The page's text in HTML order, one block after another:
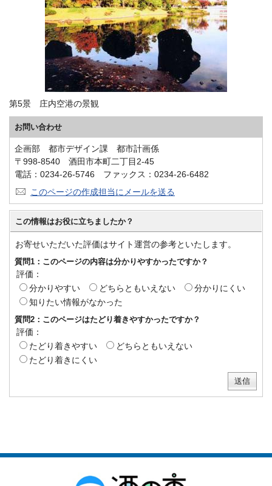
第5景 庄内空港の景観
お問い合わせ
企画部 都市デザイン課 都市計画係
〒998-8540 酒田市本町二丁目2-45
電話：0234-26-5746 ファックス：0234-26-6482
このページの作成担当にメールを送る
この情報はお役に立ちましたか？
お寄せいただいた評価はサイト運営の参考といたします。
質問1：このページの内容は分かりやすかったですか？
評価：
分かりやすい
どちらともいえない
分かりにくい
知りたい情報がなかった
質問2：このページはたどり着きやすかったですか？
評価：
たどり着きやすい
どちらともいえない
たどり着きにくい